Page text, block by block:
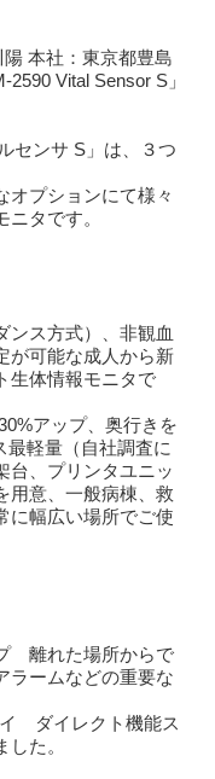
本社：東京都豊島
Vital Sensor S」
センサ S」は、３つ
オプションにて様々
タです。
ンス方式）、非観血
が可能な成人から新
生体情報モニタで
アップ、奥行きを
最軽量（自社調査に
台、プリンタユニッ
用意、一般病棟、救
に幅広い場所でご使
離れた場所からで
ラームなどの重要な
イ ダイレクト機能ス
た。